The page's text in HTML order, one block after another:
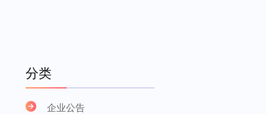
分类
企业公告